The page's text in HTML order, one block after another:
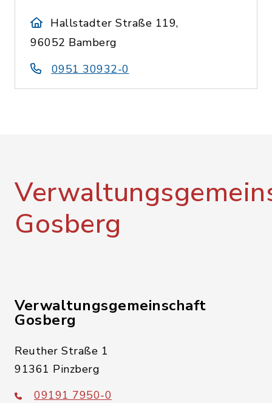
Hallstadter Straße 119,
96052 Bamberg
0951 30932-0
Gosberg
Verwaltungsgemeinschaft
Gosberg
Reuther Straße 1
91361 Pinzberg
09191 7950-0